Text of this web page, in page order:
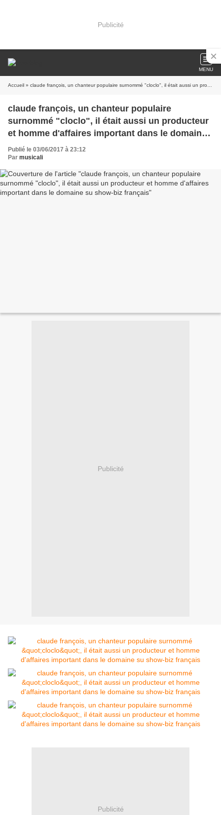
Publicité
MENU
Accueil » claude françois, un chanteur populaire surnommé "cloclo", il était aussi un producteur et homme d'affaires important dans le domaine su show-biz français
claude françois, un chanteur populaire
surnommé "cloclo", il était aussi un producteur
et homme d'affaires important dans le domaine
su show-biz français
Publié le 03/06/2017 à 23:12
Par musicali
Publicité
Publicité